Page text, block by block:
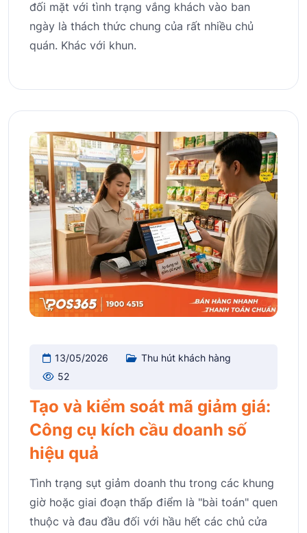
đối mặt với tình trạng vắng khách vào ban
ngày là thách thức chung của rất nhiều chủ
quán. Khác với khun.
13/05/2026
Thu hút khách hàng
52
Tạo và kiểm soát mã giảm giá:
Công cụ kích cầu doanh số
hiệu quả
Tình trạng sụt giảm doanh thu trong các khung
giờ hoặc giai đoạn thấp điểm là "bài toán" quen
thuộc và đau đầu đối với hầu hết các chủ cửa